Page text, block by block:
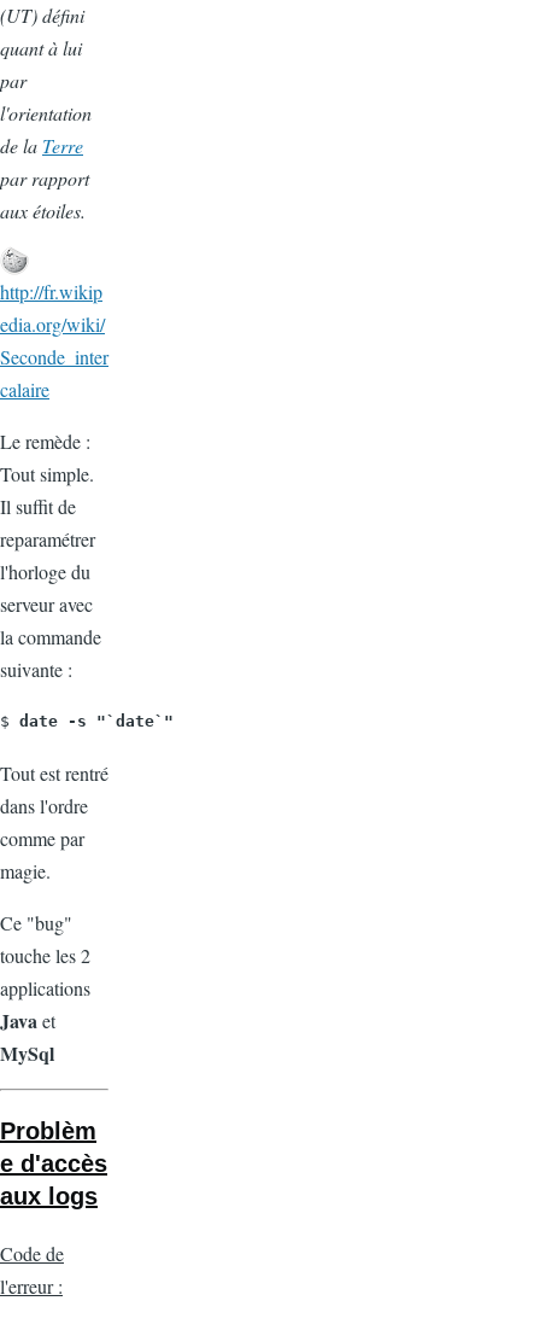
(UT) défini
quant à lui
par
l'orientation
de la Terre
par rapport
aux étoiles.
http://fr.wikip
edia.org/wiki/
Seconde_inter
calaire
Le remède :
Tout simple.
Il suffit de
reparamétrer
l'horloge du
serveur avec
la commande
suivante :
$ date -s "`date`"
Tout est rentré
dans l'ordre
comme par
magie.
Ce "bug"
touche les 2
applications
Javaet
MySql
Problèm
e d'accès
aux logs
Code de
l'erreur :